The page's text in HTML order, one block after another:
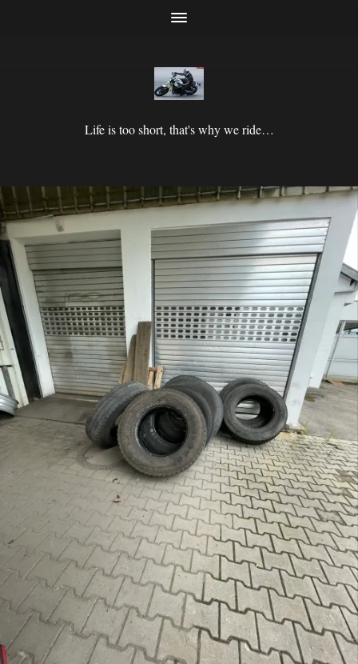
Life is too short, that's why we ride…